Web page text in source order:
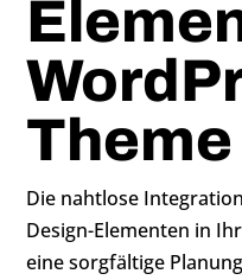
Theme
Die nahtlose
Design-Elementen in
eine sorgfältige